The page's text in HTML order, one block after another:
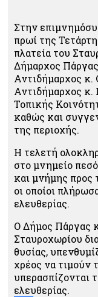
Στην
πρωί της
πλατεία του
Δήμαρχος
Αντιδήμαρχος
Αντιδήμαρχος κ.
Τοπικής
καθώς και
της περιοχής.
Η τελετή
στο μνημείο
και μνήμης προς
οι οποίοι
ελευθερίας.
Ο Δήμος Πάργας
Σταυροχωρίου
θυσίας,
χρέος να τιμούν
υπερασπίζονται
ελευθερίας.